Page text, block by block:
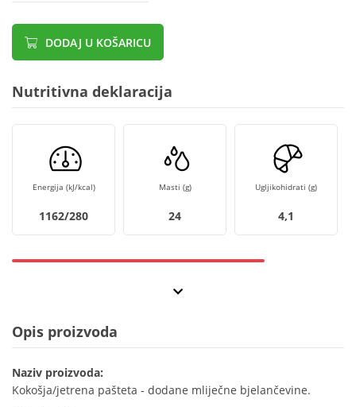
DODAJ U KOŠARICU
Nutritivna deklaracija
Energija (kJ/kcal)
1162/280
Masti (g)
24
Ugljikohidrati (g)
4,1
Opis proizvoda
Naziv proizvoda:
Kokošja/jetrena pašteta - dodane mliječne bjelančevine.